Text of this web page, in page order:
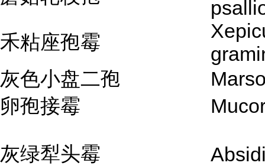
禾粘座孢霉
灰色小盘二孢
卵孢接霉
灰绿犁头霉